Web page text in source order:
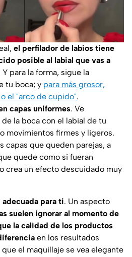
el perfilador de labios tiene
posible al labial que vas a
Y para la forma, sigue la
tu boca; y para más grosor,
el "arco de cupido".
capas uniformes. Ve
la boca con el labial de tu
movimientos firmes y ligeros.
capas que queden parejas, a
quede como si fueran
crea un efecto descuidado muy
para ti. Un aspecto
suelen ignorar al momento de
la calidad de los productos
en los resultados
el maquillaje se vea elegante